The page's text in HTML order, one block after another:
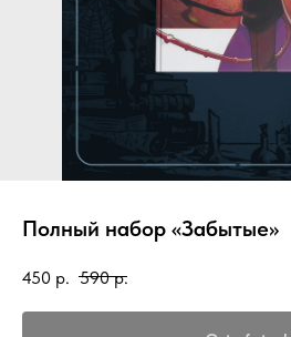
Полный набор «Забытые»
450 р. 590 р.